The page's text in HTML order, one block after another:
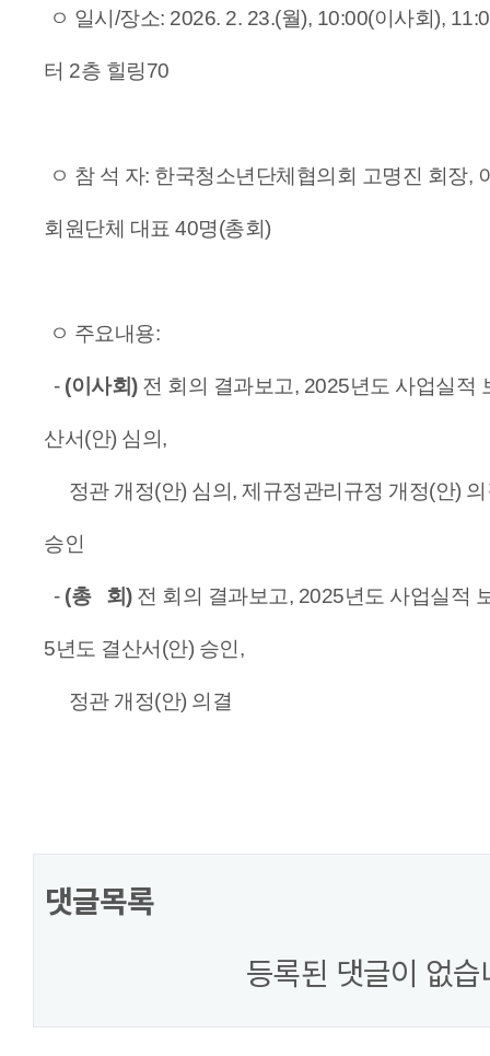
ㅇ 일시/장소: 2026. 2. 23.(월), 10:00(이사회),
터 2층 힐링70
ㅇ 참 석 자: 한국청소년단체협의회 고명진 회장,
회원단체 대표 40명(총회)
ㅇ 주요내용:
- (이사회) 전 회의 결과보고, 2025년도 사업실적
산서(안) 심의,
정관 개정(안) 심의, 제규정관리규정 개정(안) 의
승인
- (총 회) 전 회의 결과보고, 2025년도 사업실적
5년도 결산서(안) 승인,
정관 개정(안) 의결
댓글목록
등록된 댓글이 없습